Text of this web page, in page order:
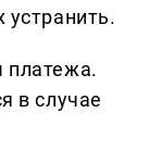
платежа.
в случае